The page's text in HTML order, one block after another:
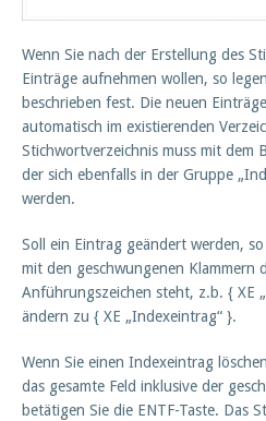
Wenn Sie nach der Erstellung des
Einträge aufnehmen wollen, so
beschrieben fest. Die neuen
automatisch im existierenden
Stichwortverzeichnis muss mit dem
der sich ebenfalls in der Gruppe
werden.
Soll ein Eintrag geändert werden,
mit den geschwungenen Klammern
Anführungszeichen steht, z.b. { XE
ändern zu { XE „Indexeintrag“ }.
Wenn Sie einen Indexeintrag
das gesamte Feld inklusive der
betätigen Sie die ENTF-Taste. Das